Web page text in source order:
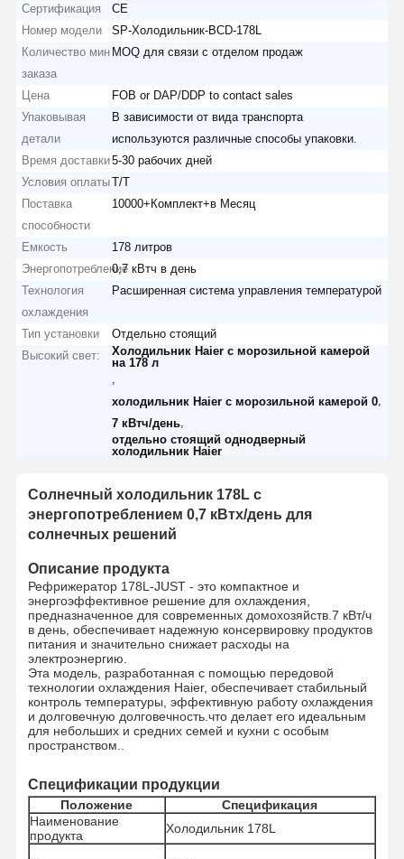
Сертификация
CE
Номер модели
SP-Холодильник-BCD-178L
Количество мин
заказа
MOQ для связи с отделом продаж
Цена
FOB or DAP/DDP to contact sales
Упаковывая
детали
В зависимости от вида транспорта
используются различные способы упаковки.
Время доставки5-30 рабочих дней
Условия оплатыТ/Т
Поставка
способности
10000+Комплект+в Месяц
Емкость
178 литров
Энергопотребление0,7 кВтч в день
Технология
охлаждения
Расширенная система управления температурой
Тип установки
Отдельно стоящий
Высокий свет:
Холодильник Haier с морозильной камерой
на 178 л
холодильник Haier с морозильной камерой 0
7 кВтч/день
отдельно стоящий однодверный
холодильник Haier
Солнечный холодильник 178L с
энергопотреблением 0,7 кВтх/день для
солнечных решений
Описание продукта
Рефрижератор 178L-JUST - это компактное и
энергоэффективное решение для охлаждения,
предназначенное для современных домохозяйств.7 кВт/ч
в день, обеспечивает надежную консервировку продуктов
питания и значительно снижает расходы на
электроэнергию.
Эта модель, разработанная с помощью передовой
технологии охлаждения Haier, обеспечивает стабильный
контроль температуры, эффективную работу охлаждения
и долговечную долговечность.что делает его идеальным
для небольших и средних семей и кухни с особым
пространством..
Спецификации продукции
Положение
Спецификация
Наименование
продукта
Холодильник 178L